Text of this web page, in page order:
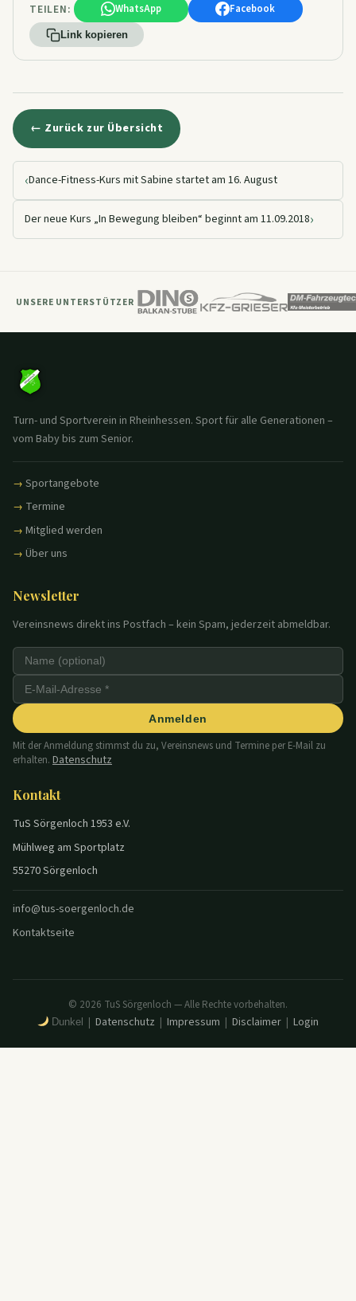
TEILEN: WhatsApp Facebook
Link kopieren
← Zurück zur Übersicht
‹Dance-Fitness-Kurs mit Sabine startet am 16. August
Der neue Kurs „In Bewegung bleiben“ beginnt am 11.09.2018›
UNSERE UNTERSTÜTZER
Turn- und Sportverein in Rheinhessen. Sport für alle Generationen –
vom Baby bis zum Senior.
Sportangebote
Termine
Mitglied werden
Über uns
Newsletter
Vereinsnews direkt ins Postfach – kein Spam, jederzeit abmeldbar.
Anmelden
Mit der Anmeldung stimmst du zu, Vereinsnews und Termine per E-Mail zu
erhalten. Datenschutz
Kontakt
TuS Sörgenloch 1953 e.V.
Mühlweg am Sportplatz
55270 Sörgenloch
info@tus-soergenloch.de
Kontaktseite
© 2026 TuS Sörgenloch — Alle Rechte vorbehalten.
Dunkel |Datenschutz |Impressum |Disclaimer |Login